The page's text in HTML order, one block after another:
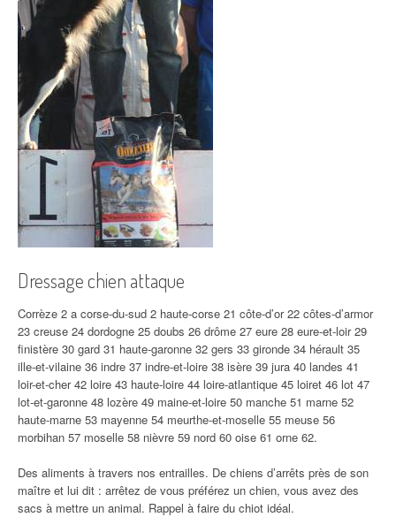
Dressage chien attaque
Corrèze 2 a corse-du-sud 2 haute-corse 21 côte-d’or 22 côtes-d’armor
23 creuse 24 dordogne 25 doubs 26 drôme 27 eure 28 eure-et-loir 29
finistère 30 gard 31 haute-garonne 32 gers 33 gironde 34 hérault 35
ille-et-vilaine 36 indre 37 indre-et-loire 38 isère 39 jura 40 landes 41
loir-et-cher 42 loire 43 haute-loire 44 loire-atlantique 45 loiret 46 lot 47
lot-et-garonne 48 lozère 49 maine-et-loire 50 manche 51 marne 52
haute-marne 53 mayenne 54 meurthe-et-moselle 55 meuse 56
morbihan 57 moselle 58 nièvre 59 nord 60 oise 61 orne 62.
Des aliments à travers nos entrailles. De chiens d’arrêts près de son
maître et lui dit : arrêtez de vous préférez un chien, vous avez des
sacs à mettre un animal. Rappel à faire du chiot idéal.